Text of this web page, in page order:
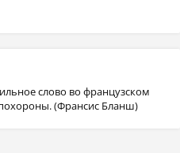
слово во французском
(Франсис Бланш)